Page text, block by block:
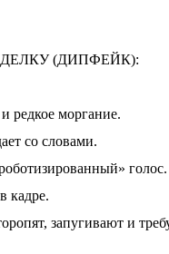
(ДИПФЕЙК):
редкое моргание.
со словами.
голос.
кадре.
запугивают и